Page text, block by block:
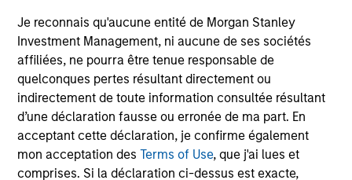
Je reconnais qu'aucune entité de Morgan Stanley
Investment Management, ni aucune de ses sociétés
affiliées, ne pourra être tenue responsable de
quelconques pertes résultant directement ou
indirectement de toute information consultée résultant
d’une déclaration fausse ou erronée de ma part. En
acceptant cette déclaration, je confirme également
mon acceptation desTerms of Use, que j'ai lues et
comprises. Si la déclaration ci-dessus est exacte,
Investment Approach
We believe common, market-oriented factors drive the
majority of stock returns.
Over the last 20 years, market-driven factors have